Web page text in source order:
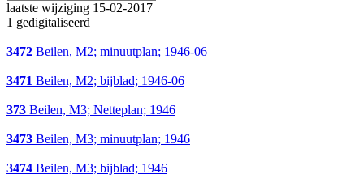
laatste wijziging 15-02-2017
1 gedigitaliseerd
3472 Beilen, M2; minuutplan; 1946-06
3471 Beilen, M2; bijblad; 1946-06
373 Beilen, M3; Netteplan; 1946
3473 Beilen, M3; minuutplan; 1946
3474 Beilen, M3; bijblad; 1946